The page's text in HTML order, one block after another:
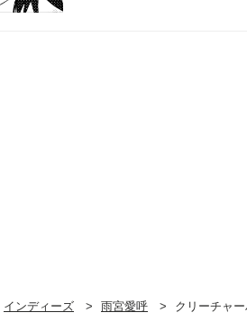
インディーズ 雨宮愛呼 クリーチャー